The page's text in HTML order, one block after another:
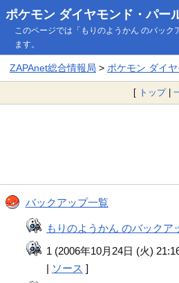
ポケモン ダイヤモンド・パー
このページでは「もりのようかん のバッ
ます。
ZAPAnet総合情報局 > ポケモン ダイ
[ トップ|
バックアップ一覧
もりのようかん のバックア
1 (2006年10月24日 (火)
| ソース ]